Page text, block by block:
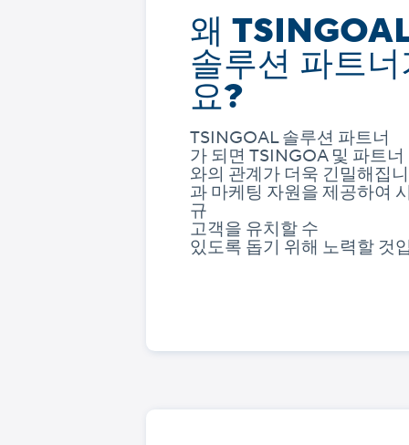
왜
솔루션 파트
요?
TSINGOAL 솔루션 파트너
가 되면 TSINGOA 및 파트너
와의 관계가 더욱 긴밀해집
과 마케팅 자원을 제공하여
규
고객을 유치할 수
있도록 돕기 위해 노력할 것